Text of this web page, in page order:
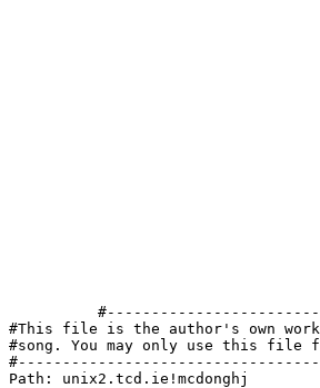
#This file is the author's own
#song. You may only use this
Path: unix2.tcd.ie!mcdonghj